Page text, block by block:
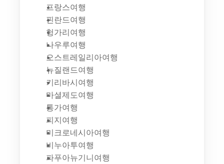
프랑스여행
핀란드여행
헝가리여행
나우루여행
오스트레일리아여행
뉴질랜드여행
키리바시여행
마셜제도여행
통가여행
피지여행
미크로네시아여행
비누아투여행
파푸아뉴기니여행